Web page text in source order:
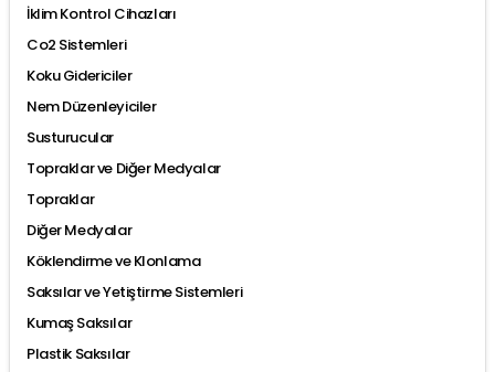
İklim Kontrol Cihazları
Co2 Sistemleri
Koku Gidericiler
Nem Düzenleyiciler
Susturucular
Topraklar ve Diğer Medyalar
Topraklar
Diğer Medyalar
Köklendirme ve Klonlama
Saksılar ve Yetiştirme Sistemleri
Kumaş Saksılar
Plastik Saksılar